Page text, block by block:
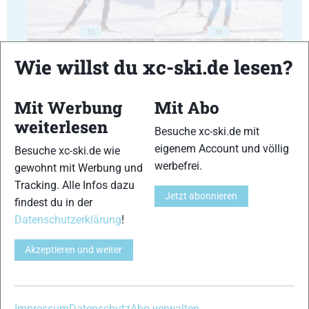
35 36
37 38
Wie willst du xc-ski.de lesen?
Mit Werbung
weiterlesen
Besuche xc-ski.de wie
gewohnt mit Werbung und
Tracking. Alle Infos dazu
findest du in der
Datenschutzerklärung!
Akzeptieren und weiter
Mit Abo
Besuche xc-ski.de mit
eigenem Account und völlig
werbefrei.
Jetzt abonnieren